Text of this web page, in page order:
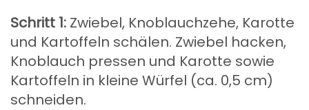
Schritt 1: Zwiebel, Knoblauchzehe, Karotte
und Kartoffeln schälen. Zwiebel hacken,
Knoblauch pressen und Karotte sowie
Kartoffeln in kleine Würfel (ca. 0,5 cm)
schneiden.